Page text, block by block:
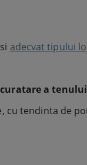
adecvat tipului
a
cu tendinta de